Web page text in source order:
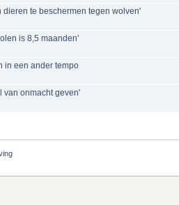
te beschermen tegen wolven'
is 8,5 maanden'
in een ander tempo
van onmacht geven'